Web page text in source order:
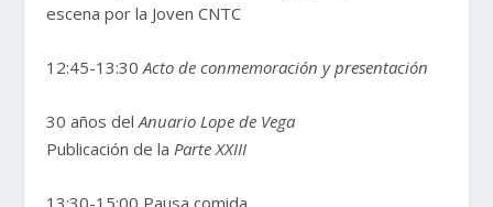
escena por la Joven CNTC
12:45-13:30Acto de conmemoración y presentación
30 años delAnuario Lope de Vega
Publicación de la Parte XXIII
13:30-15:00 Pausa comida